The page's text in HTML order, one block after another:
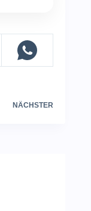
NÄCHSTER